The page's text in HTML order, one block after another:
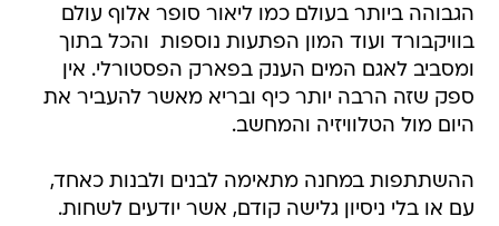
הגבוהה ביותר בעולם כמו ליאור סופר אלוף עולם
בוויקבורד ועוד המון הפתעות נוספות  והכל בתוך
ומסביב לאגם המים הענק בפארק הפסטורלי. אין
ספק שזה הרבה יותר כיף ובריא מאשר להעביר את
היום מול הטלוויזיה והמחשב.
ההשתתפות במחנה מתאימה לבנים ולבנות כאחד,
עם או בלי ניסיון גלישה קודם, אשר יודעים לשחות.